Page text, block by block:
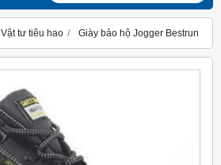
Vật tư tiêu hao Giày bảo hộ Jogger Bestrun